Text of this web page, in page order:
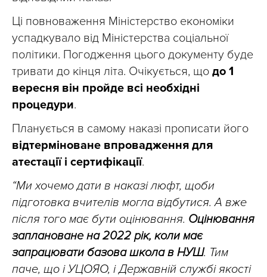
Ці повноваження Міністерство економіки
успадкувало від Міністерства соціальної
політики. Погодження цього документу буде
тривати до кінця літа. Очікується, що до 1
вересня він пройде всі необхідні
процедури.
Планується в самому наказі прописати його
відтерміноване впровадження для
атестації і сертифікації.
“Ми хочемо дати в наказі люфт, щоби
підготовка вчителів могла відбутися. А вже
після того має бути оцінювання. Оцінювання
заплановане на 2022 рік, коли має
запрацювати базова школа в НУШ. Тим
паче, що і УЦОЯО, і Державній службі якості